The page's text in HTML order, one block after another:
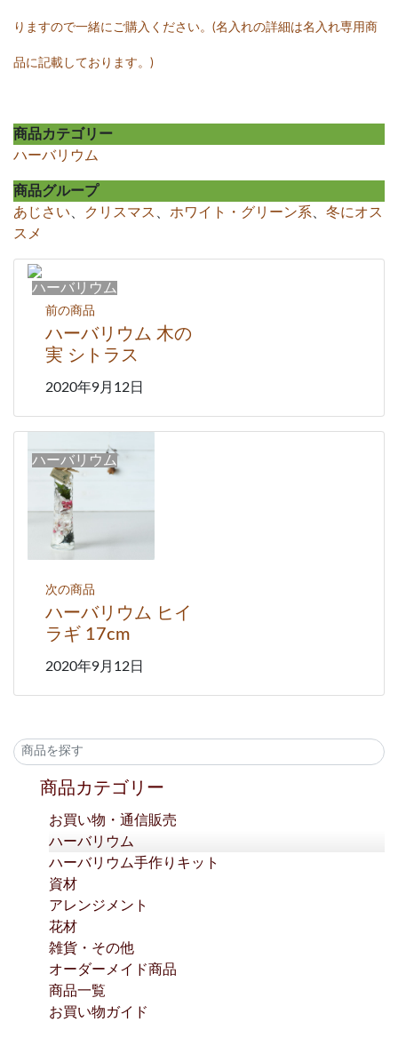
りますので一緒にご購入ください。(名入れの詳細は名入れ専用商
品に記載しております。)
商品カテゴリー
ハーバリウム
商品グループ
あじさい
クリスマス ホワイト・グリーン系
冬にオス
スメ
ハーバリウム
前の商品
ハーバリウム 木の
実 シトラス
2020年9月12日
ハーバリウム
次の商品
ハーバリウム ヒイ
ラギ 17cm
2020年9月12日
商品カテゴリー
お買い物・通信販売
ハーバリウム
ハーバリウム手作りキット
資材
アレンジメント
花材
雑貨・その他
オーダーメイド商品
商品一覧
お買い物ガイド